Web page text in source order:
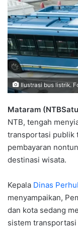
Ilustrasi bus listrik.
Mataram
NTB, tengah
transportasi publik
pembayaran
destinasi wisata.
Kepala Dinas
menyampaikan,
dan kota sedang
sistem